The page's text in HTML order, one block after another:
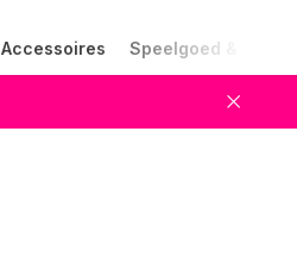
Accessoires Speelgoed &